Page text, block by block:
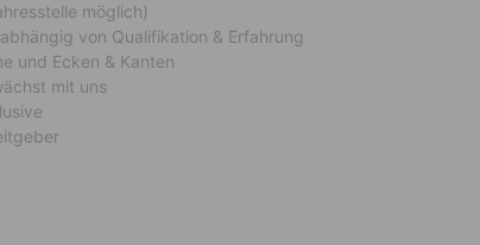
möglich)
von Qualifikation & Erfahrung
und Ecken & Kanten
mit uns